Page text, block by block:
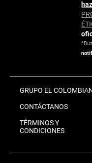
GRUPO EL
CONTÁCTANOS
TÉRMINOS Y
CONDICIONES